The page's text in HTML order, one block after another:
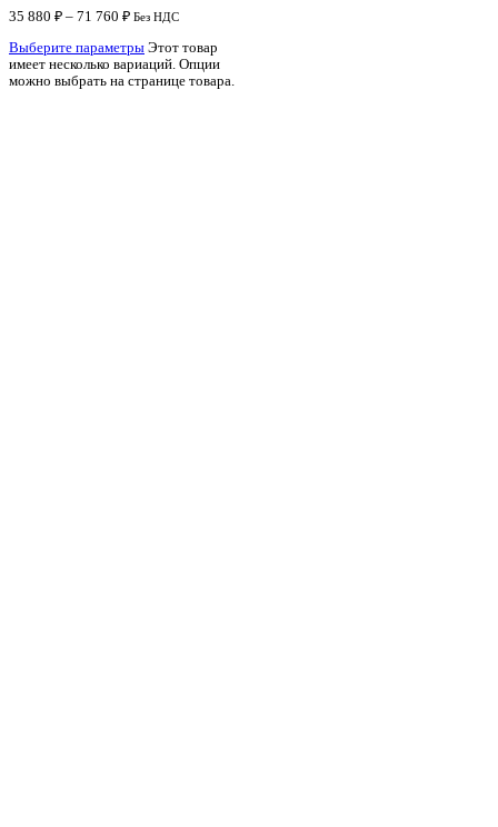
35 880 ₽ – 71 760 ₽ Без НДС
Выберите параметры Этот товар
имеет несколько вариаций. Опции
можно выбрать на странице товара.